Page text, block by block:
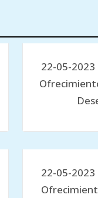
22-05-2023
22-05-2023